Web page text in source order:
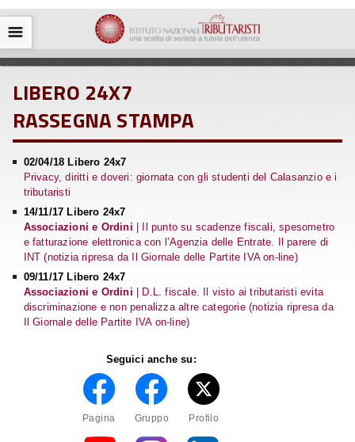
☰
LIBERO 24X7
RASSEGNA STAMPA
02/04/18 Libero 24x7
Privacy, diritti e doveri: giornata con gli studenti del Calasanzio e i
tributaristi
14/11/17 Libero 24x7
Associazioni e Ordini | Il punto su scadenze fiscali, spesometro
e fatturazione elettronica con l’Agenzia delle Entrate. Il parere di
INT (notizia ripresa da Il Giornale delle Partite IVA on-line)
09/11/17 Libero 24x7
Associazioni e Ordini | D.L. fiscale. Il visto ai tributaristi evita
discriminazione e non penalizza altre categorie (notizia ripresa da
Il Giornale delle Partite IVA on-line)
Seguici anche su:
Pagina Gruppo Profilo